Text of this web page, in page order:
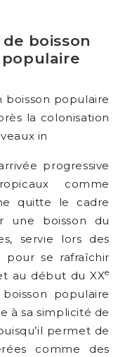
boisson
boisson populaire
la colonisation
in
progressive
comme
quitte le cadre
une boisson du
servie lors des
se rafraîchir
au début du XXe
populaire
à sa simplicité de
permet de
comme des